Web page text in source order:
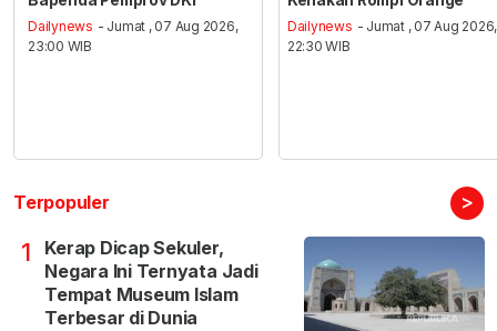
Dailynews - Jumat , 07 Aug 2026,
23:00 WIB
Dailynews - Jumat , 07 Aug 2026,
22:30 WIB
Terpopuler >
1
Kerap Dicap Sekuler,
Negara Ini Ternyata Jadi
Tempat Museum Islam
Terbesar di Dunia